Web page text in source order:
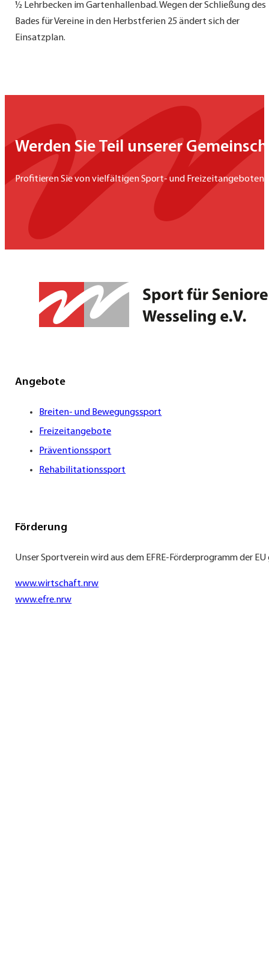
½ Lehrbecken im Gartenhallenbad. Wegen der Schließung des
Bades für Vereine in den Herbstferien 25 ändert sich der
Einsatzplan.
Werden Sie Teil unserer
Profitieren Sie von vielfältigen Sport- und
Angebote
Breiten- und Bewegungssport
Freizeitangebote
Präventionssport
Rehabilitationssport
Förderung
Unser Sportverein wird aus dem EFRE-Förderprogramm der
www.wirtschaft.nrw
www.efre.nrw